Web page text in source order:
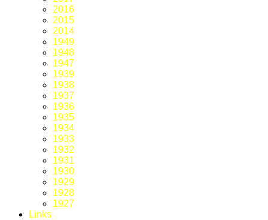
2016
2015
2014
1949
1948
1947
1939
1938
1937
1936
1935
1934
1933
1932
1931
1930
1929
1928
1927
Links